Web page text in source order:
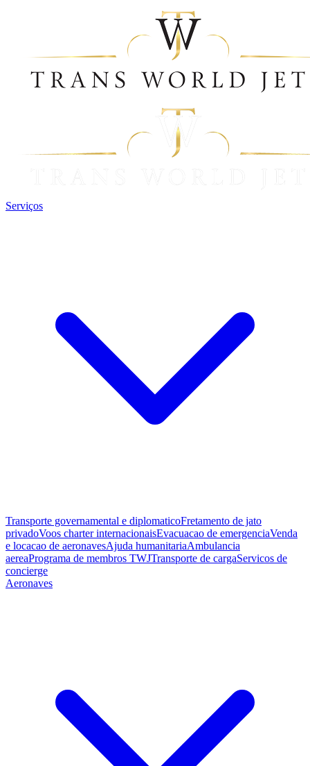
Serviços
Transporte governamental e diplomaticoFretamento de jato
privadoVoos charter internacionaisEvacuacao de emergenciaVenda
e locacao de aeronavesAjuda humanitariaAmbulancia
aereaPrograma de membros TWJTransporte de cargaServicos de
concierge
Aeronaves